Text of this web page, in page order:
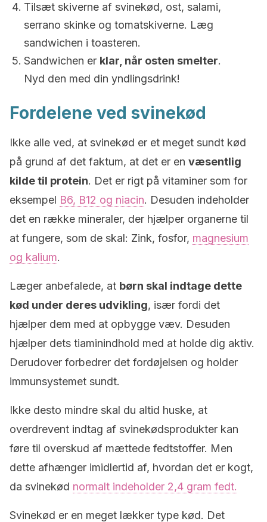
Tilsæt skiverne af svinekød, ost, salami,
serrano skinke og tomatskiverne. Læg
sandwichen i toasteren.
Sandwichen er klar, når osten smelter.
Nyd den med din yndlingsdrink!
Fordelene ved svinekød
Ikke alle ved, at svinekød er et meget sundt kød
på grund af det faktum, at det er en væsentlig
kilde til protein. Det er rigt på vitaminer som for
eksempel B6, B12 og niacin. Desuden indeholder
det en række mineraler, der hjælper organerne til
at fungere, som de skal: Zink, fosfor, magnesium
og kalium.
Læger anbefalede, at børn skal indtage dette
kød under deres udvikling, især fordi det
hjælper dem med at opbygge væv. Desuden
hjælper dets tiaminindhold med at holde dig aktiv.
Derudover forbedrer det fordøjelsen og holder
immunsystemet sundt.
Ikke desto mindre skal du altid huske, at
overdrevent indtag af svinekødsprodukter kan
føre til overskud af mættede fedtstoffer. Men
dette afhænger imidlertid af, hvordan det er kogt,
da svinekød normalt indeholder 2,4 gram fedt.
Svinekød er en meget lækker type kød. Det